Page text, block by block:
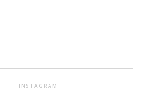
INSTAGRAM